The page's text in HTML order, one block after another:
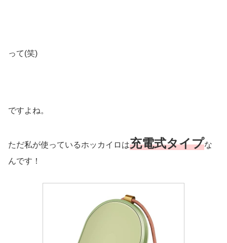
って(笑)
ですよね。
ただ私が使っているホッカイロは充電式タイプな
んです！